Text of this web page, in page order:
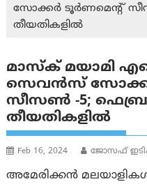
സോക്കർ ടൂർണമെന്റ്
തീയതികളിൽ
മാസ്ക് മയാമി
സെവൻസ്
സീസൺ -5;
തീയതികളിൽ
Feb 16, 2024 ജോസഫ്
അമേരിക്കൻ